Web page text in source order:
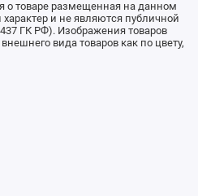
товаре размещенная на данном
и не являются публичной
ГК РФ). Изображения товаров
вида товаров как по цвету,